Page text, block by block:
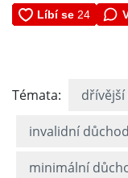
Témata:
invalidní důchod
minimální